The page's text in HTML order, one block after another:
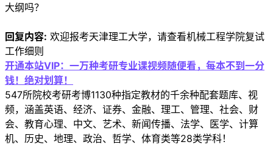
大纲吗？
回复内容: 欢迎报考天津理工大学，请查看机械工程学院复试
工作细则
开通本站VIP：一万种考研专业课视频随便看，每本不到一分
钱！绝对划算！
547所院校考研考博1130种指定教材的千余种配套题库、视
频，涵盖英语、经济、证券、金融、理工、管理、社会、财
会、教育心理、中文、艺术、新闻传播、法学、医学、计算
机、历史、地理、政治、哲学、体育类等28类学科！